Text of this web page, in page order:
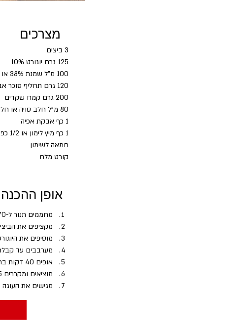
מצרכים
3 ביצים
125 גרם יוגורט 10%
100 מ"ל שמנת 38% או שמן זית או MCT
120 גרם תחליף סוכר אבקתי
200 גרם קמח שקדים
80 מ"ל חלב סויה או חלב שקדים ללא סוכר
1 כף אבקת אפיה
1 כף מיץ לימון או 1/2 כפית אבקת תפוז
חמאה לשימון
קורט מלח
אופן ההכנה
מחממים תנור ל-170 מעלות ומשמנים בחמאה תבנית מוארכת רחבה.
מקציפים את
מוסיפים את
מערבבים עד
אופים 40 דקות בתנור. בודקים באמצעות קיסם עץ שהיא אפויה היטב.
מוציאים ומקררים 5 דקות ואז הופכים על רשת או מגש מתאים
מגישים את